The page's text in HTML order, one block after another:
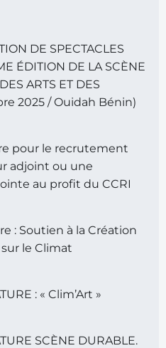
DE SPECTACLES
ÉDITION DE LA SCÈNE
ARTS ET DES
2025 / Ouidah Bénin)
pour le recrutement
adjoint ou une
au profit du CCRI
: Soutien à la Création
le Climat
: « Clim’Art »
SCÈNE DURABLE.